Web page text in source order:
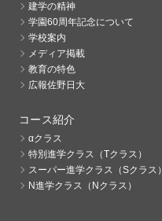
建学の精神
学園60周年記念について
学校案内
メディア掲載
教育の特色
広報佐野日大
コース紹介
αクラス
特別進学クラス（Tクラス）
スーパー進学クラス（Sクラス）
N進学クラス（Nクラス）